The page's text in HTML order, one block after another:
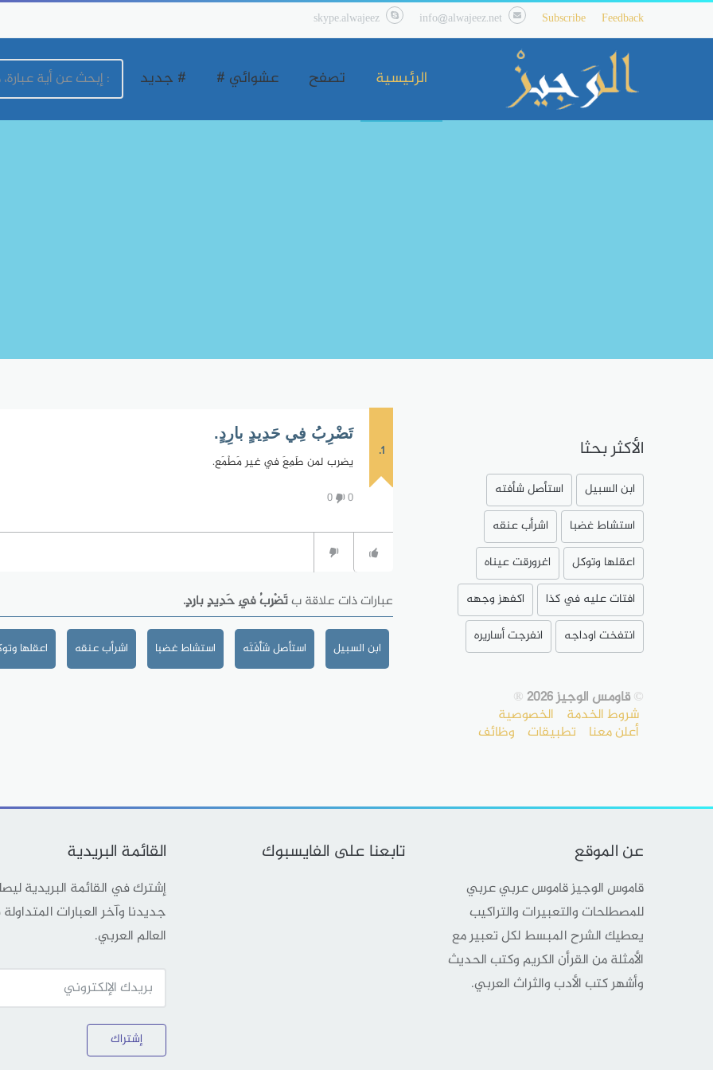
Feedback
Subscribe
info@alwajeez.net
skype.alwajeez
الرئيسية تصفح عشوائي # # جديد
1.
تَضْرِبُ فِي حَدِيدٍ بارِدٍ.
يضرب لمن طَمِعَ في غير مَطْمَع.
0
0
عبارات ذات علاقة بتَضْرِبُ فِي حَدِيدٍ بارِدٍ.
ابن السبيل استأصل شَأْفَتَه استشاط غضبا اشرأب عنقه اعقلها
الأكثر بحثا
ابن السبيل
استأصل شأفته
استشاط غضبا
اشرأب عنقه
اعقلها وتوكل
اغرورقت عيناه
افتات عليه في كذا
اكفهز وجهه
انتفخت اوداجه
انفرجت أساريره
©قاومس الوجيز 2026 ®
شروط الخدمة الخصوصية
أعلن معنا تطبيقات وظائف
عن الموقع
قاموس الوجيز قاموس عربي عربي
للمصطلحات والتعبيرات والتراكيب
يعطيك الشرح المبسط لكل تعبير مع
الأمثلة من القرأن الكريم وكتب الحديث
وأشهر كتب الأدب والثراث العربي.
تابعنا على الفايسبوك القائمة البريدية
إشترك في القائمة البريدية
جديدنا وآخر العبارات
العالم العربي.
إشتراك